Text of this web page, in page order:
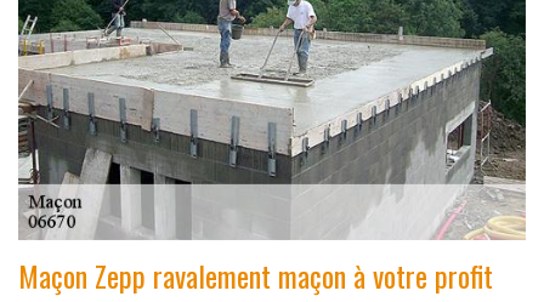
Maçon Zepp ravalement maçon à votre profit